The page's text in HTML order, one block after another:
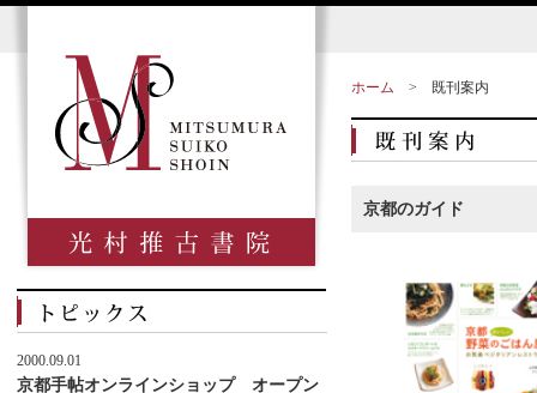
ホーム > 既刊案内
京都のガイド
2000.09.01
京都手帖オンラインショップ オープン